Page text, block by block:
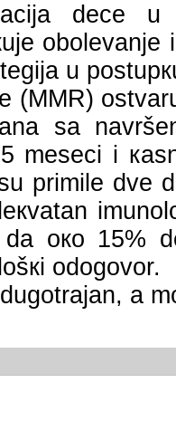
dеcе u
u
(MMR)
sa
mеsеci i
primilе dvе
dа око 15%
оdоgоvоr.
a